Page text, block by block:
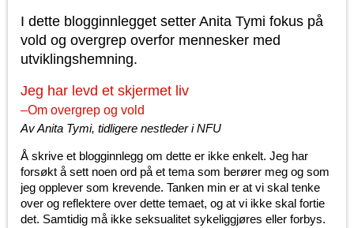
I dette blogginnlegget setter Anita Tymi fokus på
vold og overgrep overfor mennesker med
utviklingshemning.
Jeg har levd et skjermet liv
–Om overgrep og vold
Av Anita Tymi, tidligere nestleder i NFU
Å skrive et blogginnlegg om dette er ikke enkelt. Jeg har
forsøkt å sett noen ord på et tema som berører meg og som
jeg opplever som krevende. Tanken min er at vi skal tenke
over og reflektere over dette temaet, og at vi ikke skal fortie
det. Samtidig må ikke seksualitet sykeliggjøres eller forbys.